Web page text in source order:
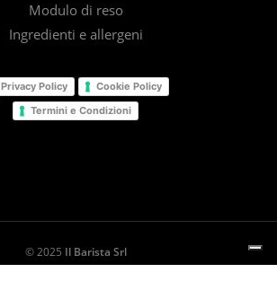
Modulo di reso
Ingredienti e allergeni
Privacy Policy
Cookie Policy
Termini e Condizioni
© 2025 Il Barista Srl